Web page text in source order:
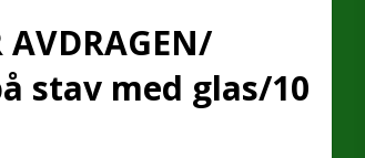
AVDRAGEN/
stav med glas/10